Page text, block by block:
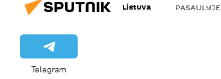
Lietuva PASAULYJE
Telegram